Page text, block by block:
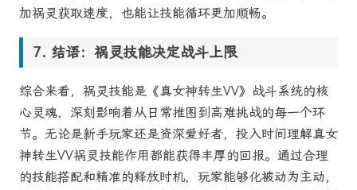
加祸灵获取速度，也能让技能循环更加顺畅。
结语：祸灵技能决定战斗上限
综合来看，祸灵技能是《真女神转生VV》战斗系统的核
心灵魂，深刻影响着从日常推图到高难挑战的每一个环
节。无论是新手玩家还是资深爱好者，投入时间理解真女
神转生VV祸灵技能作用都能获得丰厚的回报。通过合理
的技能搭配和精准的释放时机，玩家能够化被动为主动，